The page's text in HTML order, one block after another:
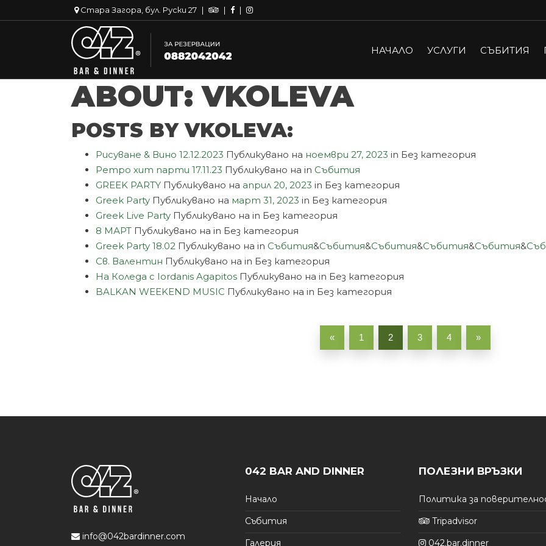
Стара Загора, бул. Руски 27 | | |
НАЧАЛО УСЛУГИ СЪБИТИЯ
ABOUT: VKOLEVA
POSTS BY VKOLEVA:
Рисуване & Вино 12.12.2023 Публикувано на ноември 27, 2023 in Без категория
Ретро хит парти 17.11.23 Публикувано на in Събития
GREEK PARTY Публикувано на април 20, 2023 in Без категория
Greek Party Публикувано на март 31, 2023 in Без категория
Greek Live Party Публикувано на in Без категория
8 МАРТ Публикувано на in Без категория
Greek Party 18.02 Публикувано на in Събития&Събития&Събития&Събития&Събития&
Св. Валентин Публикувано на in Без категория
На Коледа с Iordanis Agapitos Публикувано на in Без категория
BALKAN WEEKEND MUSIC Публикувано на in Без категория
« 1 2 3 4 »
info@042bardinner.com
042 BAR AND DINNER
Начало
Събития
Галерия
ПОЛЕЗНИ ВРЪЗКИ
Политика за
Tripadvisor
042.bar.dinner